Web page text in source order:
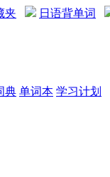
夹 日语背单词
典 单词本 学习计划